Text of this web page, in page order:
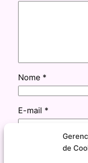
de
Nome *
E-mail *